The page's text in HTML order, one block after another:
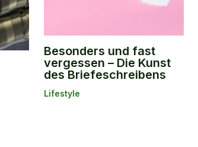
Besonders und fast
vergessen – Die Kunst
des Briefeschreibens
Lifestyle